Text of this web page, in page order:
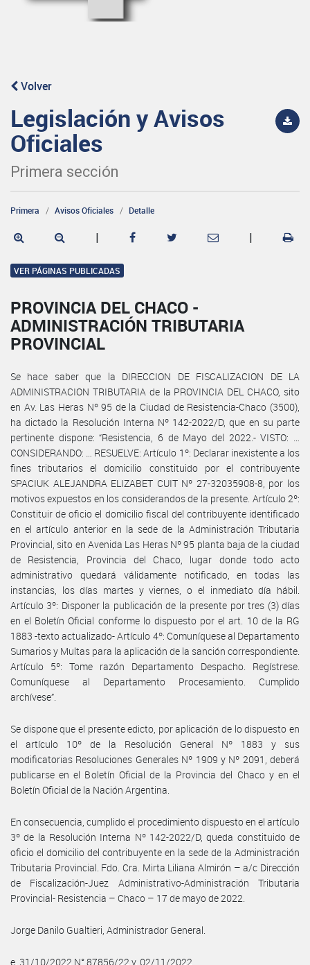
Volver
Legislación y Avisos
Oficiales
Primera sección
Primera Avisos Oficiales Detalle
| |
VER PÁGINAS PUBLICADAS
PROVINCIA DEL CHACO -
ADMINISTRACIÓN TRIBUTARIA
PROVINCIAL
Se hace saber que la DIRECCION DE FISCALIZACION DE LA
ADMINISTRACION TRIBUTARIA de la PROVINCIA DEL CHACO, sito
en Av. Las Heras Nº 95 de la Ciudad de Resistencia-Chaco (3500),
ha dictado la Resolución Interna Nº 142-2022/D, que en su parte
pertinente dispone: “Resistencia, 6 de Mayo del 2022.- VISTO: …
CONSIDERANDO: … RESUELVE: Artículo 1º: Declarar inexistente a los
fines tributarios el domicilio constituido por el contribuyente
SPACIUK ALEJANDRA ELIZABET CUIT Nº 27-32035908-8, por los
motivos expuestos en los considerandos de la presente. Artículo 2º:
Constituir de oficio el domicilio fiscal del contribuyente identificado
en el artículo anterior en la sede de la Administración Tributaria
Provincial, sito en Avenida Las Heras Nº 95 planta baja de la ciudad
de Resistencia, Provincia del Chaco, lugar donde todo acto
administrativo quedará válidamente notificado, en todas las
instancias, los días martes y viernes, o el inmediato día hábil.
Artículo 3º: Disponer la publicación de la presente por tres (3) días
en el Boletín Oficial conforme lo dispuesto por el art. 10 de la RG
1883 -texto actualizado- Artículo 4º: Comuníquese al Departamento
Sumarios y Multas para la aplicación de la sanción correspondiente.
Artículo 5º: Tome razón Departamento Despacho. Regístrese.
Comuníquese al Departamento Procesamiento. Cumplido
archívese”.
Se dispone que el presente edicto, por aplicación de lo dispuesto en
el artículo 10º de la Resolución General Nº 1883 y sus
modificatorias Resoluciones Generales Nº 1909 y Nº 2091, deberá
publicarse en el Boletín Oficial de la Provincia del Chaco y en el
Boletín Oficial de la Nación Argentina.
En consecuencia, cumplido el procedimiento dispuesto en el artículo
3º de la Resolución Interna Nº 142-2022/D, queda constituido de
oficio el domicilio del contribuyente en la sede de la Administración
Tributaria Provincial. Fdo. Cra. Mirta Liliana Almirón – a/c Dirección
de Fiscalización-Juez Administrativo-Administración Tributaria
Provincial- Resistencia – Chaco – 17 de mayo de 2022.
Jorge Danilo Gualtieri, Administrador General.
e. 31/10/2022 N° 87856/22 v. 02/11/2022